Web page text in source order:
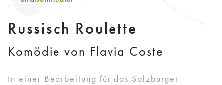
Russisch Roulette
Komödie von Flavia Coste
In einer Bearbeitung für das Salzburger